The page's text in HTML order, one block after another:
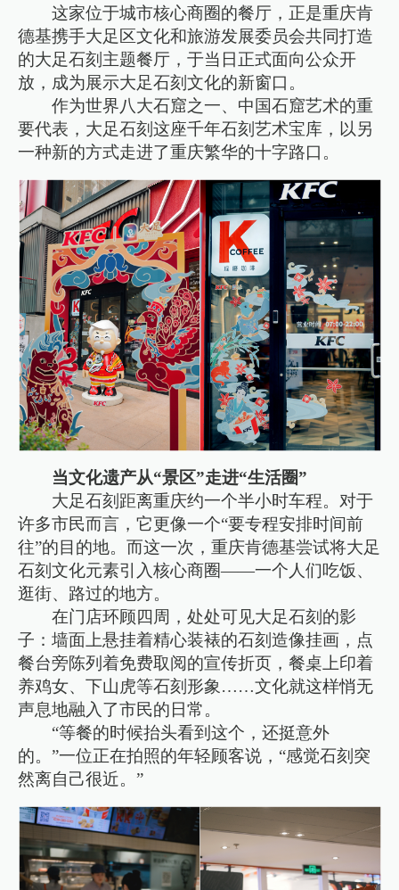
这家位于城市核心商圈的餐厅，正是重庆肯
德基携手大足区文化和旅游发展委员会共同打造
的大足石刻主题餐厅，于当日正式面向公众开
放，成为展示大足石刻文化的新窗口。
作为世界八大石窟之一、中国石窟艺术的重
要代表，大足石刻这座千年石刻艺术宝库，以另
一种新的方式走进了重庆繁华的十字路口。
当文化遗产从“景区”走进“生活圈”
大足石刻距离重庆约一个半小时车程。对于
许多市民而言，它更像一个“要专程安排时间前
往”的目的地。而这一次，重庆肯德基尝试将大足
石刻文化元素引入核心商圈——一个人们吃饭、
逛街、路过的地方。
在门店环顾四周，处处可见大足石刻的影
子：墙面上悬挂着精心装裱的石刻造像挂画，点
餐台旁陈列着免费取阅的宣传折页，餐桌上印着
养鸡女、下山虎等石刻形象……文化就这样悄无
声息地融入了市民的日常。
“等餐的时候抬头看到这个，还挺意外
的。”一位正在拍照的年轻顾客说，“感觉石刻突
然离自己很近。”